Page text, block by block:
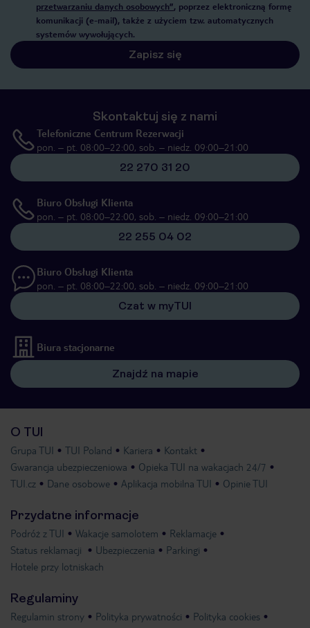
przetwarzaniu danych osobowych”, poprzez elektroniczną formę
komunikacji (e-mail), także z użyciem tzw. automatycznych
systemów wywołujących.
Zapisz się
Skontaktuj się z nami
Telefoniczne Centrum Rezerwacji
pon. – pt. 08:00–22:00, sob. – niedz. 09:00–21:00
22 270 31 20
Biuro Obsługi Klienta
pon. – pt. 08:00–22:00, sob. – niedz. 09:00–21:00
22 255 04 02
Biuro Obsługi Klienta
pon. – pt. 08:00–22:00, sob. – niedz. 09:00–21:00
Czat w myTUI
Biura stacjonarne
Znajdź na mapie
O TUI
Grupa TUI TUI Poland Kariera
Kontakt
Gwarancja ubezpieczeniowa
Opieka TUI na wakacjach 24/7
TUI.cz
Dane osobowe Aplikacja mobilna TUI Opinie TUI
Przydatne informacje
Podróż z TUI Wakacje samolotem
Reklamacje
Status reklamacji
Ubezpieczenia
Parkingi
Hotele przy lotniskach
Regulaminy
Regulamin strony Polityka prywatności
Polityka cookies